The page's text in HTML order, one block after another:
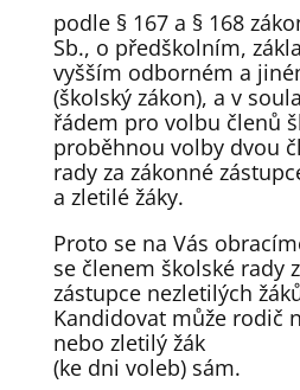
podle § 167 a § 168
Sb., o předškolním,
vyšším odborném a
(školský zákon), a v
řádem pro volbu členů
proběhnou volby dvou
rady za zákonné
a zletilé žáky.
Proto se na Vás
se členem školské rady
zástupce nezletilých
Kandidovat může rodič
nebo zletilý žák
(ke dni voleb) sám.